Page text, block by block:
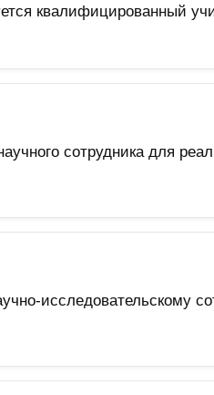
квалифицированный
сотрудника для
исследовательскому